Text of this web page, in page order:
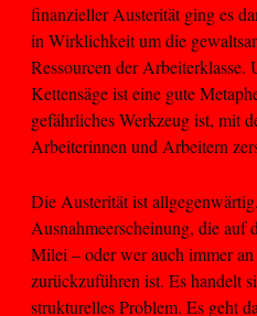
finanzieller Austerität ging es
in Wirklichkeit um die
Ressourcen der Arbeiterklasse.
Kettensäge ist eine gute
gefährliches Werkzeug ist, mit
Arbeiterinnen und Arbeitern
Die Austerität ist
Ausnahmeerscheinung, die auf
Milei – oder wer auch immer
zurückzuführen ist. Es handelt
strukturelles Problem. Es geht